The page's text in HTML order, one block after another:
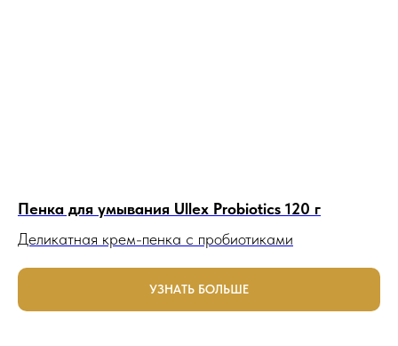
Пенка для умывания Ullex Probiotics 120 г
Деликатная крем-пенка с пробиотиками
УЗНАТЬ БОЛЬШЕ